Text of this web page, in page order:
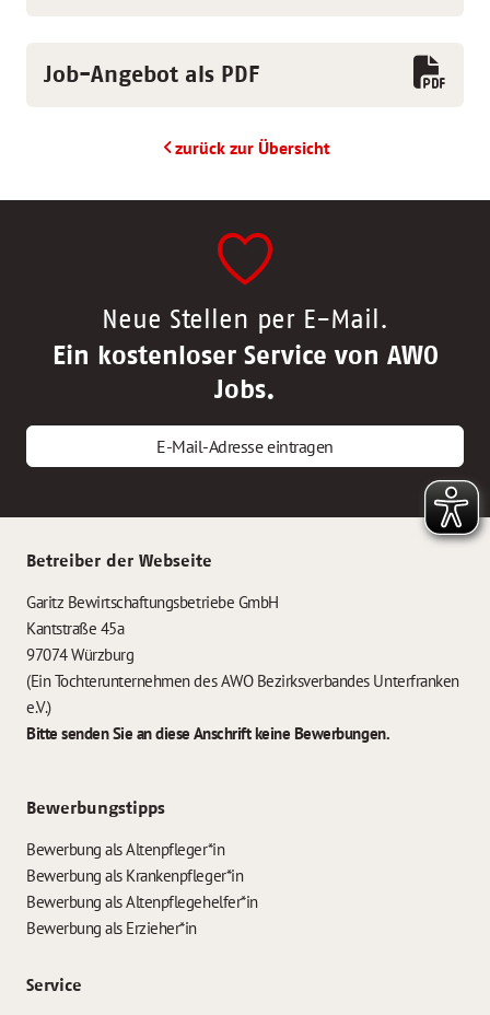
Job-Angebot als PDF
zurück zur Übersicht
Neue Stellen per E-Mail.
Ein kostenloser Service von AWO
Jobs.
E-Mail-Adresse eintragen
Betreiber der Webseite
Garitz Bewirtschaftungsbetriebe GmbH
Kantstraße 45a
97074 Würzburg
(Ein Tochterunternehmen des AWO Bezirksverbandes Unterfranken
e.V.)
Bitte senden Sie an diese Anschrift keine Bewerbungen.
Bewerbungstipps
Bewerbung als Altenpfleger*in
Bewerbung als Krankenpfleger*in
Bewerbung als Altenpflegehelfer*in
Bewerbung als Erzieher*in
Service